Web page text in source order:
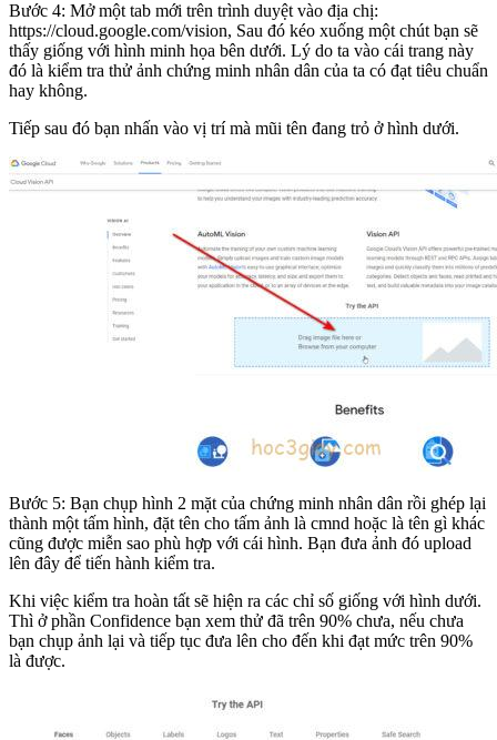
Bước 4: Mở một tab mới trên trình duyệt vào địa chị:
https://cloud.google.com/vision, Sau đó kéo xuống một chút bạn sẽ
thấy giống với hình minh họa bên dưới. Lý do ta vào cái trang này
đó là kiểm tra thử ảnh chứng minh nhân dân của ta có đạt tiêu chuẩn
hay không.
Tiếp sau đó bạn nhấn vào vị trí mà mũi tên đang trỏ ở hình dưới.
Bước 5: Bạn chụp hình 2 mặt của chứng minh nhân dân rồi ghép lại
thành một tấm hình, đặt tên cho tấm ảnh là cmnd hoặc là tên gì khác
cũng được miễn sao phù hợp với cái hình. Bạn đưa ảnh đó upload
lên đây để tiến hành kiểm tra.
Khi việc kiểm tra hoàn tất sẽ hiện ra các chỉ số giống với hình dưới.
Thì ở phần Confidence bạn xem thử đã trên 90% chưa, nếu chưa
bạn chụp ảnh lại và tiếp tục đưa lên cho đến khi đạt mức trên 90%
là được.